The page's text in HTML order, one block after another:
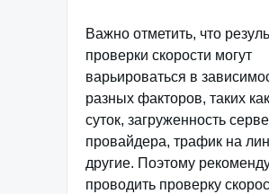
Важно отметить, что
проверки скорости могут
варьироваться в
разных факторов, таких
суток, загруженность
провайдера, трафик на
другие. Поэтому
проводить проверку